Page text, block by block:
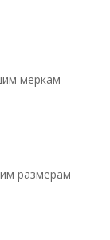
меркам
размерам